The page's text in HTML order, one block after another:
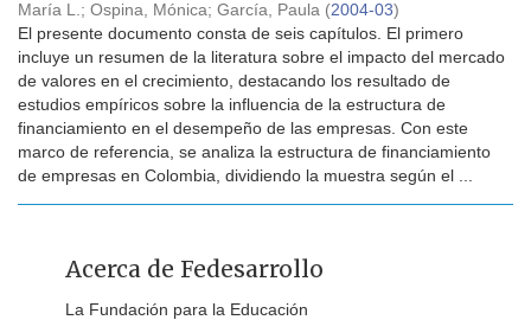
María L.; Ospina, Mónica; García, Paula (2004-03)
El presente documento consta de seis capítulos. El primero
incluye un resumen de la literatura sobre el impacto del mercado
de valores en el crecimiento, destacando los resultado de
estudios empíricos sobre la influencia de la estructura de
financiamiento en el desempeño de las empresas. Con este
marco de referencia, se analiza la estructura de financiamiento
de empresas en Colombia, dividiendo la muestra según el ...
Acerca de Fedesarrollo
La Fundación para la Educación